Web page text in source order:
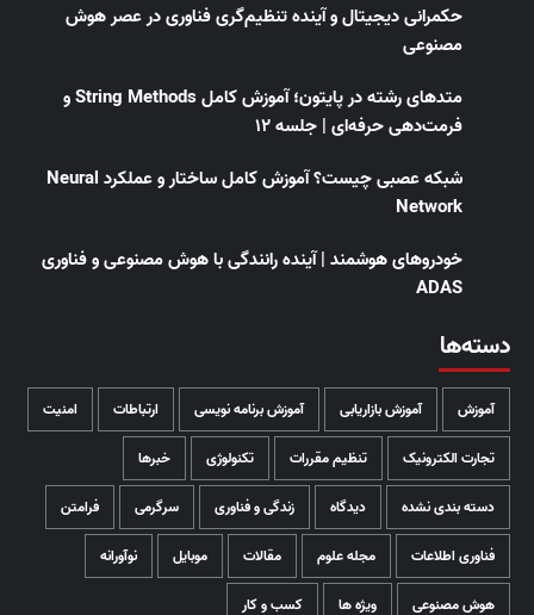
حکمرانی دیجیتال و آینده تنظیم‌گری فناوری در عصر هوش
مصنوعی
متدهای رشته در پایتون؛ آموزش کامل String Methods و
فرمت‌دهی حرفه‌ای | جلسه ۱۲
شبکه عصبی چیست؟ آموزش کامل ساختار و عملکرد Neural
Network
خودروهای هوشمند | آینده رانندگی با هوش مصنوعی و فناوری
ADAS
دسته‌ها
آموزش آموزش بازاریابی آموزش برنامه نویسی ارتباطات امنیت
تجارت الکترونیک تنظیم مقررات تکنولوژی خبرها
دسته بندی نشده دیدگاه زندگی و فناوری سرگرمی فرامتن
فناوری اطلاعات مجله علوم مقالات موبایل نوآورانه
هوش مصنوعی ویژه ها کسب و کار